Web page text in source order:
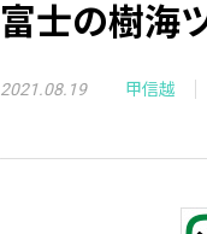
富士の樹海
2021.08.19 甲信越